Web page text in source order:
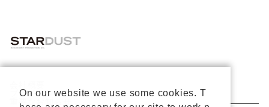
プライバシーポリシー
重要なお知らせ
On our website we use some cookies. T